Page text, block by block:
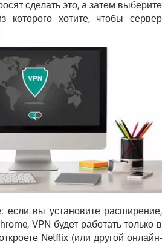
сделать это, а затем выберите
которого хотите, чтобы сервер
: если вы установите расширение,
VPN будет работать только в
Netflix (или другой онлайн-